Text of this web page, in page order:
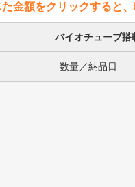
金額をクリックすると
バイオチューブ
数量／納品日